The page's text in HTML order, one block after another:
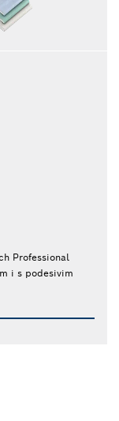
Professional
i s podesivim